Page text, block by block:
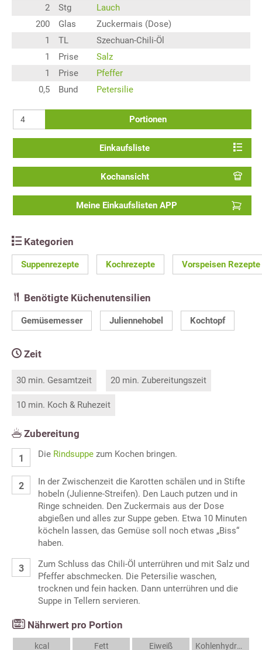
2
Stg
Lauch
200
Glas
Zuckermais (Dose)
1
TL
Szechuan-Chili-Öl
1
Prise
Salz
1
Prise
Pfeffer
0,5
Bund Petersilie
Portionen
Einkaufsliste
Kochansicht
Meine Einkaufslisten APP
Kategorien
Suppenrezepte Kochrezepte Vorspeisen Rezepte
Benötigte Küchenutensilien
Gemüsemesser Juliennehobel Kochtopf
Zeit
30 min. Gesamtzeit 20 min. Zubereitungszeit
10 min. Koch & Ruhezeit
Zubereitung
Die Rindsuppe zum Kochen bringen.
In der Zwischenzeit die Karotten schälen und in Stifte
hobeln (Julienne-Streifen). Den Lauch putzen und in
Ringe schneiden. Den Zuckermais aus der Dose
abgießen und alles zur Suppe geben. Etwa 10 Minuten
köcheln lassen, das Gemüse soll noch etwas „Biss“
haben.
Zum Schluss das Chili-Öl unterrühren und mit Salz und
Pfeffer abschmecken. Die Petersilie waschen,
trocknen und fein hacken. Dann unterrühren und die
Suppe in Tellern servieren.
Nährwert pro Portion
kcal Fett Eiweiß Kohlenhydrate